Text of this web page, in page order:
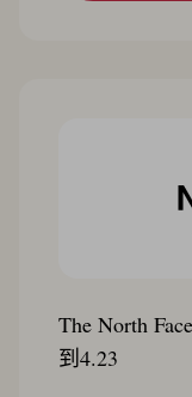
The North
到4.23